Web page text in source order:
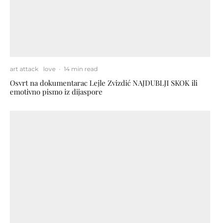
art attack love · 14 min read
Osvrt na dokumentarac Lejle Zvizdić NAJDUBLJI SKOK ili
emotivno pismo iz dijaspore